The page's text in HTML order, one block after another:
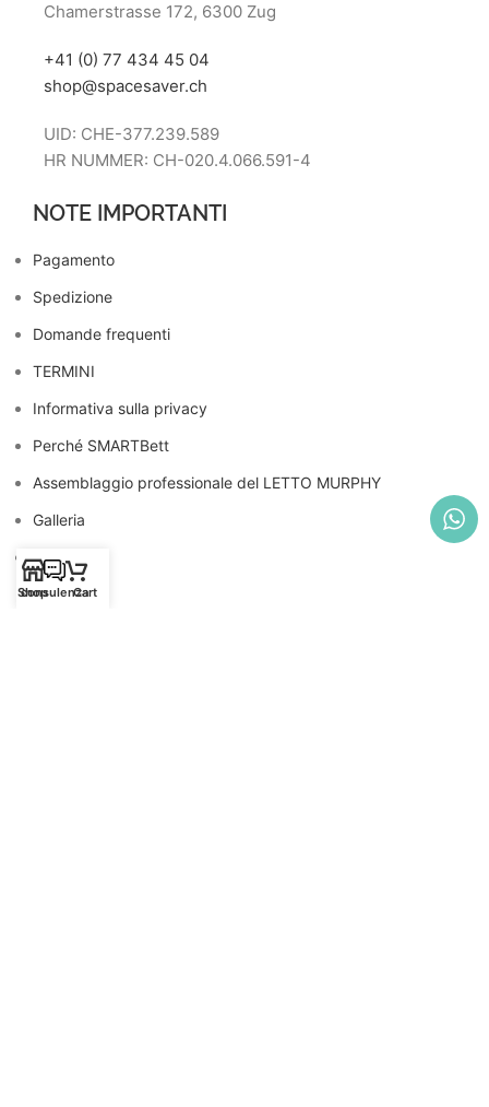
Chamerstrasse 172, 6300 Zug
+41 (0) 77 434 45 04
shop@spacesaver.ch
UID: CHE-377.239.589
HR NUMMER: CH-020.4.066.591-4
NOTE IMPORTANTI
Pagamento
Spedizione
Domande frequenti
TERMINI
Informativa sulla privacy
Perché SMARTBett
Assemblaggio professionale del LETTO MURPHY
Galleria
Negozio
Shop
consulenza
Cart